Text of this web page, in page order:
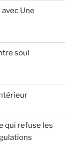
Une
soul
qui refuse les